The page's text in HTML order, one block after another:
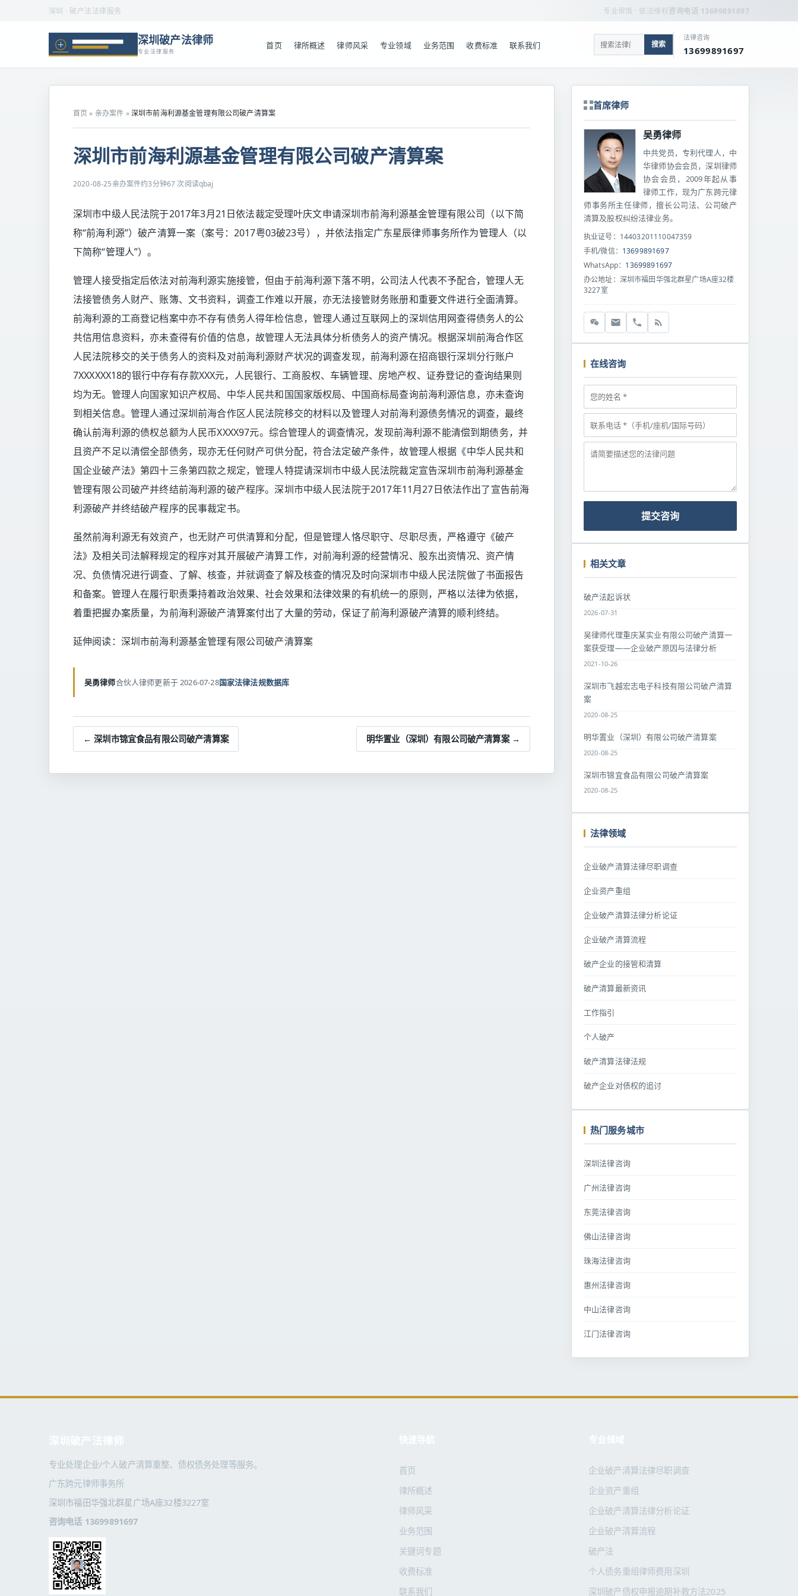
深圳 · 破产法法律服务 专业审慎 · 依法维权咨询电话 13699891697
深圳破产法律师
专业法律服务
首页 律所概述 律师风采 专业领域 业务范围 收费标准 联系我们 搜索
法律咨询
13699891697
首页 » 亲办案件 »深圳市前海利源基金管理有限公司破产清算案
深圳市前海利源基金管理有限公司破产清算案
2020-08-25亲办案件约3分钟67 次阅读qbaj
深圳市中级人民法院于2017年3月21日依法裁定受理叶庆文申请深圳市前海利源基金管理有限公司（以下简
称“前海利源”）破产清算一案（案号：2017粤03破23号），并依法指定广东星辰律师事务所作为管理人（以
下简称“管理人”）。
管理人接受指定后依法对前海利源实施接管，但由于前海利源下落不明，公司法人代表不予配合，管理人无
法接管债务人财产、账簿、文书资料，调查工作难以开展，亦无法接管财务账册和重要文件进行全面清算。
前海利源的工商登记档案中亦不存有债务人得年检信息，管理人通过互联网上的深圳信用网查得债务人的公
共信用信息资料，亦未查得有价值的信息，故管理人无法具体分析债务人的资产情况。根据深圳前海合作区
人民法院移交的关于债务人的资料及对前海利源财产状况的调查发现，前海利源在招商银行深圳分行账户
7XXXXXX18的银行中存有存款XXX元，人民银行、工商股权、车辆管理、房地产权、证券登记的查询结果则
均为无。管理人向国家知识产权局、中华人民共和国国家版权局、中国商标局查询前海利源信息，亦未查询
到相关信息。管理人通过深圳前海合作区人民法院移交的材料以及管理人对前海利源债务情况的调查，最终
确认前海利源的债权总额为人民币XXXX97元。综合管理人的调查情况，发现前海利源不能清偿到期债务，并
且资产不足以清偿全部债务，现亦无任何财产可供分配，符合法定破产条件，故管理人根据《中华人民共和
国企业破产法》第四十三条第四款之规定，管理人特提请深圳市中级人民法院裁定宣告深圳市前海利源基金
管理有限公司破产并终结前海利源的破产程序。深圳市中级人民法院于2017年11月27日依法作出了宣告前海
利源破产并终结破产程序的民事裁定书。
虽然前海利源无有效资产，也无财产可供清算和分配，但是管理人恪尽职守、尽职尽责，严格遵守《破产
法》及相关司法解释规定的程序对其开展破产清算工作，对前海利源的经营情况、股东出资情况、资产情
况、负债情况进行调查、了解、核查，并就调查了解及核查的情况及时向深圳市中级人民法院做了书面报告
和备案。管理人在履行职责秉持着政治效果、社会效果和法律效果的有机统一的原则，严格以法律为依据，
着重把握办案质量，为前海利源破产清算案付出了大量的劳动，保证了前海利源破产清算的顺利终结。
延伸阅读： 深圳市前海利源基金管理有限公司破产清算案
吴勇律师合伙人律师更新于 2026-07-28国家法律法规数据库
← 深圳市锦宜食品有限公司破产清算案 明华置业（深圳）有限公司破产清算案 →
首席律师
吴勇律师
中共党员，专利代理人，中
华律师协会会员，深圳律师
协会会员，2009年起从事
律师工作，现为广东跨元律
师事务所主任律师，擅长公司法、公司破产
清算及股权纠纷法律业务。
执业证号：14403201110047359
手机/微信： 13699891697
WhatsApp： 13699891697
办公地址：深圳市福田华强北群星广场A座32楼
3227室
在线咨询
提交咨询
相关文章
破产法起诉状
2026-07-31
吴律师代理重庆某实业有限公司破产清算一
案获受理——企业破产原因与法律分析
2021-10-26
深圳市飞越宏志电子科技有限公司破产清算
案
2020-08-25
明华置业（深圳）有限公司破产清算案
2020-08-25
深圳市锦宜食品有限公司破产清算案
2020-08-25
法律领域
企业破产清算法律尽职调查
企业资产重组
企业破产清算法律分析论证
企业破产清算流程
破产企业的接管和清算
破产清算最新资讯
工作指引
个人破产
破产清算法律法规
破产企业对债权的追讨
热门服务城市
深圳法律咨询
广州法律咨询
东莞法律咨询
佛山法律咨询
珠海法律咨询
惠州法律咨询
中山法律咨询
江门法律咨询
专业处理企业/个人破产清算重整、债权债务处理等服务。
广东跨元律师事务所
深圳市福田华强北群星广场A座32楼3227室
咨询电话 13699891697
首页
律所概述
律师风采
业务范围
关键词专题
收费标准
联系我们
企业破产清算法律尽职调查
企业资产重组
企业破产清算法律分析论证
企业破产清算流程
破产法
个人债务重组律师费用深圳
深圳破产债权申报逾期补救方法2025